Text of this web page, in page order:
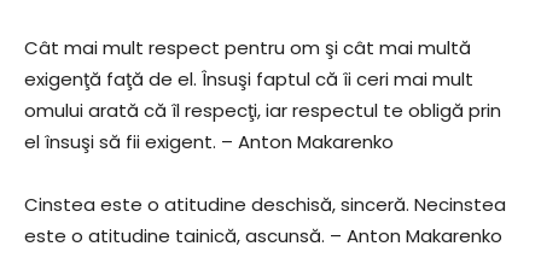
Cât mai mult respect pentru om şi cât mai multă
exigenţă faţă de el. Însuşi faptul că îi ceri mai mult
omului arată că îl respecţi, iar respectul te obligă prin
el însuşi să fii exigent. – Anton Makarenko
Cinstea este o atitudine deschisă, sinceră. Necinstea
este o atitudine tainică, ascunsă. – Anton Makarenko